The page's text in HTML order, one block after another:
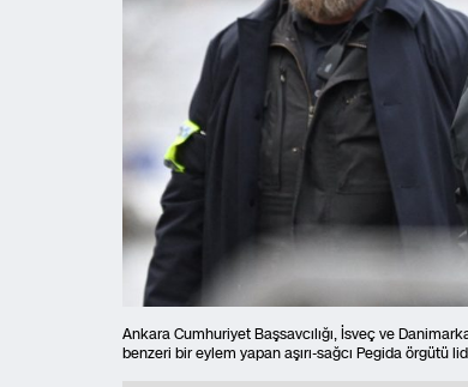
Ankara Cumhuriyet Başsavcılığı, İsveç ve
benzeri bir eylem yapan aşırı-sağcı Pegida örgütü